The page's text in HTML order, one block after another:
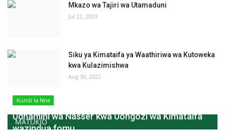
Mkazo wa Tajiri wa Utamaduni
Jul 22, 2023
Siku ya Kimataifa ya Waathiriwa wa Kutoweka
kwa Kulazimishwa
Aug 30, 2022
MATUKIO
Kundi la Nne
Udhamini wa Nasser kwa Uongozi wa Kimataifa
wazindua fomu...